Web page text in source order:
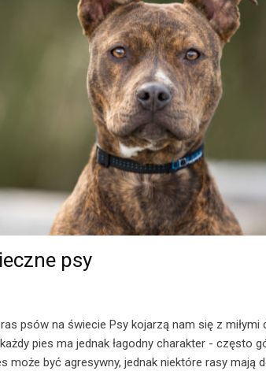
psy
psów na świecie Psy kojarzą nam się z miłymi
pies ma jednak łagodny charakter - często
może być agresywny, jednak niektóre rasy mają